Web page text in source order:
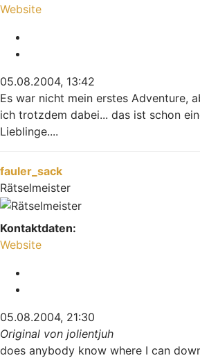
Kontaktdaten von Mole Man
Website
05.08.2004, 13:42
Es war nicht mein erstes Adventure,
ich trotzdem dabei... das ist schon
Lieblinge....
fauler_sack
Rätselmeister
Kontaktdaten:
Kontaktdaten von fauler_sack
Website
05.08.2004, 21:30
Original von jolientjuh
does anybody know where I can